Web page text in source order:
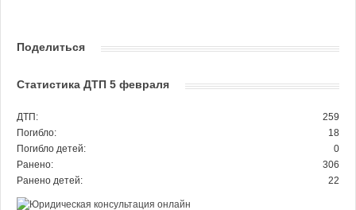
Поделиться
Статистика ДТП 5 февраля
ДТП:
259
Погибло:
18
Погибло детей:
0
Ранено:
306
Ранено детей:
22